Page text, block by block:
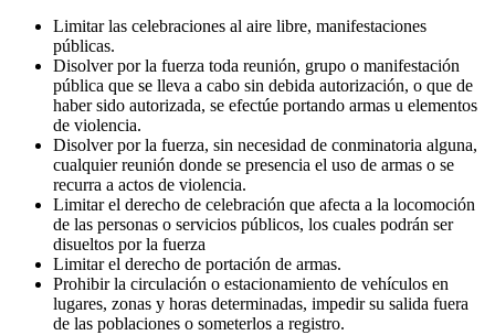
Limitar las celebraciones al aire libre, manifestaciones
públicas.
Disolver por la fuerza toda reunión, grupo o manifestación
pública que se lleva a cabo sin debida autorización, o que de
haber sido autorizada, se efectúe portando armas u elementos
de violencia.
Disolver por la fuerza, sin necesidad de conminatoria alguna,
cualquier reunión donde se presencia el uso de armas o se
recurra a actos de violencia.
Limitar el derecho de celebración que afecta a la locomoción
de las personas o servicios públicos, los cuales podrán ser
disueltos por la fuerza
Limitar el derecho de portación de armas.
Prohibir la circulación o estacionamiento de vehículos en
lugares, zonas y horas determinadas, impedir su salida fuera
de las poblaciones o someterlos a registro.